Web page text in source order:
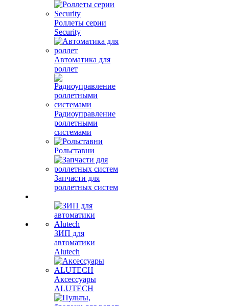
Роллеты серии
Security
Автоматика для
роллет
Радиоуправление
роллетными
системами
Рольставни
Запчасти для
роллетных систем
ЗИП для
автоматики
Alutech
Аксессуары
ALUTECH